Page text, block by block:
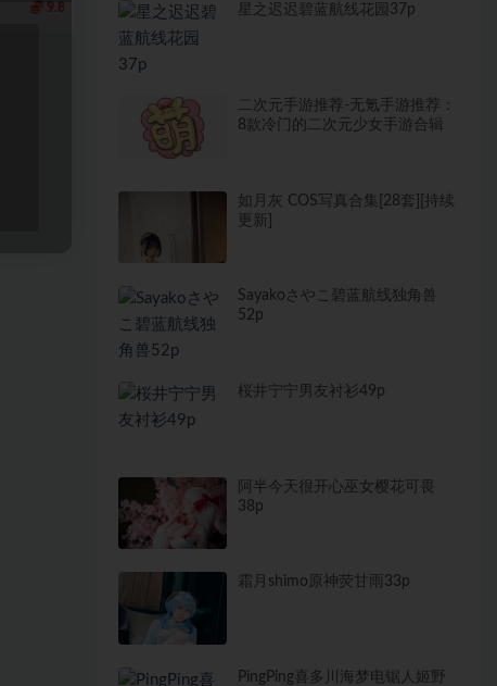
9.8 星之迟迟碧蓝航线花园37p
二次元手游推荐-无氪手游推荐：
8款冷门的二次元少女手游合辑
如月灰 COS写真合集[28套][持续
更新]
Sayakoさやこ碧蓝航线独角兽
52p
桜井宁宁男友衬衫49p
阿半今天很开心巫女樱花可畏
38p
霜月shimo原神荧甘雨33p
PingPing喜多川海梦电锯人姬野